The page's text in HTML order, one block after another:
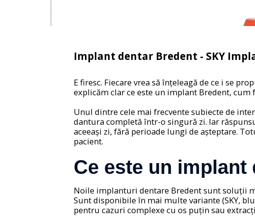
Implant dentar Bredent - SKY
E firesc. Fiecare vrea să înțeleagă de ce i se
explicăm clar ce este un implant Bredent,
Unul dintre cele mai frecvente subiecte de
dantura completă într-o singură zi. Iar
aceeași zi, fără perioade lungi de așteptare.
pacient.
Ce este un implant
Noile implanturi dentare Bredent sunt soluții
Sunt disponibile în mai multe variante (SKY,
pentru cazuri complexe cu os puțin sau